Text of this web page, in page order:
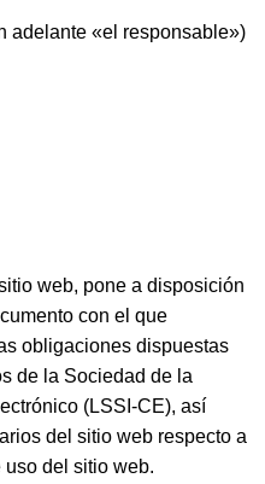
adelante «el responsable»)
web, pone a disposición
con el que
obligaciones dispuestas
de la Sociedad de la
(LSSI-CE), así
del sitio web respecto a
del sitio web.